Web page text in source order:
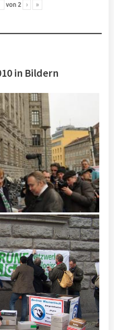
von 2 › »
in Bildern